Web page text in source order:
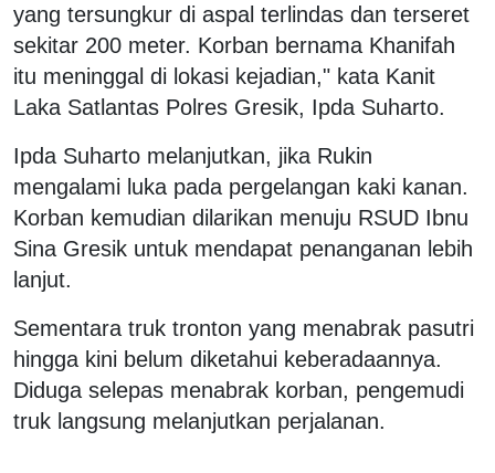
yang tersungkur di aspal terlindas dan terseret
sekitar 200 meter. Korban bernama Khanifah
itu meninggal di lokasi kejadian," kata Kanit
Laka Satlantas Polres Gresik, Ipda Suharto.
Ipda Suharto melanjutkan, jika Rukin
mengalami luka pada pergelangan kaki kanan.
Korban kemudian dilarikan menuju RSUD Ibnu
Sina Gresik untuk mendapat penanganan lebih
lanjut.
Sementara truk tronton yang menabrak pasutri
hingga kini belum diketahui keberadaannya.
Diduga selepas menabrak korban, pengemudi
truk langsung melanjutkan perjalanan.